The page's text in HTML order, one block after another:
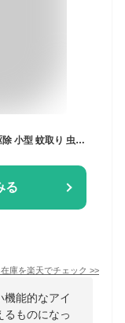
る
庫を楽天でチェック >>
機能的なアイ
るものになっ